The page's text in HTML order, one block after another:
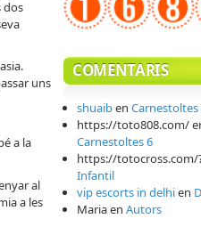
dos
uns
a la
al
a les
COMENTARIS
shuaiben Carnestoltes
https://toto808.com/
Carnestoltes 6
https://totocross.com/
Infantil
vip escorts in delhien
Mariaen Autors